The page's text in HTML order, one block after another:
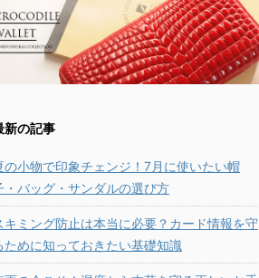
新の記事
の小物で印象チェンジ！7月に使いたい帽
・バッグ・サンダルの選び方
キミング防止は本当に必要？カード情報を守
ために知っておきたい基礎知識